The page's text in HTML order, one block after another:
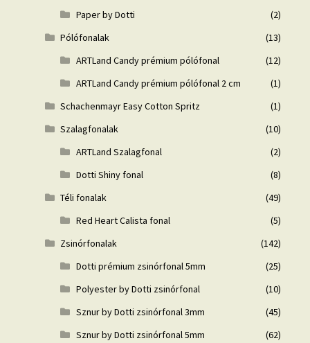
Paper by Dotti
(2)
Pólófonalak
(13)
ARTLand Candy prémium pólófonal
(12)
ARTLand Candy prémium pólófonal 2 cm
(1)
Schachenmayr Easy Cotton Spritz
(1)
Szalagfonalak
(10)
ARTLand Szalagfonal
(2)
Dotti Shiny fonal
(8)
Téli fonalak
(49)
Red Heart Calista fonal
(5)
Zsinórfonalak
(142)
Dotti prémium zsinórfonal 5mm
(25)
Polyester by Dotti zsinórfonal
(10)
Sznur by Dotti zsinórfonal 3mm
(45)
Sznur by Dotti zsinórfonal 5mm
(62)